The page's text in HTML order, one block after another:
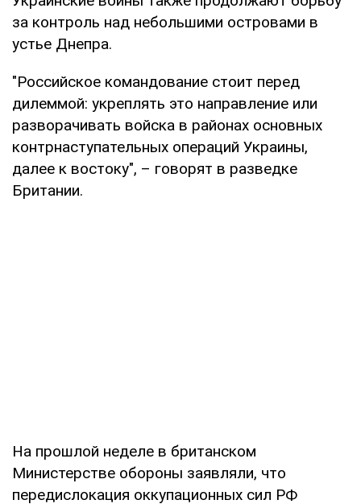
за контроль над небольшими островами в
устье Днепра.
"Российское командование стоит перед
дилеммой: укреплять это направление или
разворачивать войска в районах основных
контрнаступательных операций Украины,
далее к востоку", – говорят в разведке
Британии.
На прошлой неделе в британском
Министерстве обороны заявляли, что
передислокация оккупационных сил РФ